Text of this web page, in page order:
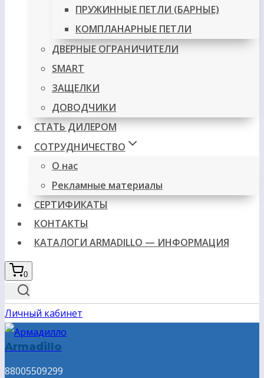
ПРУЖИННЫЕ ПЕТЛИ (БАРНЫЕ)
КОМПЛАНАРНЫЕ ПЕТЛИ
ДВЕРНЫЕ ОГРАНИЧИТЕЛИ
SMART
ЗАЩЕЛКИ
ДОВОДЧИКИ
СТАТЬ ДИЛЕРОМ
СОТРУДНИЧЕСТВО
О нас
Рекламные материалы
СЕРТИФИКАТЫ
КОНТАКТЫ
КАТАЛОГИ ARMADILLO — ИНФОРМАЦИЯ
0
Личный кабинет
Armadillo
88005509299